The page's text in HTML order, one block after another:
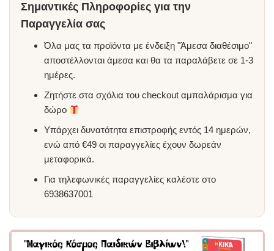
Σημαντικές Πληροφορίες για την
Παραγγελία σας
Όλα μας τα προϊόντα με ένδειξη "Άμεσα διαθέσιμο"
αποστέλλονται άμεσα και θα τα παραλάβετε σε 1-3
ημέρες.
Ζητήστε στα σχόλια του checkout αμπαλάρισμα για
δώρο
Υπάρχει δυνατότητα επιστροφής εντός 14 ημερών,
ενώ από €49 οι παραγγελίες έχουν δωρεάν
μεταφορικά.
Για τηλεφωνικές παραγγελίες καλέστε στο
6938637001